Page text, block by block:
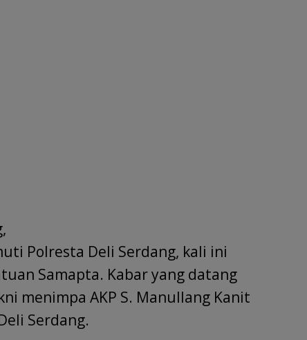
Polresta Deli Serdang, kali ini
Samapta. Kabar yang datang
menimpa AKP S. Manullang Kanit
Serdang.